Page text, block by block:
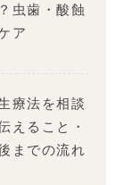
虫歯・酸蝕
ア
療法を相談
えること・
までの流れ